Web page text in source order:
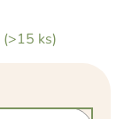
(>15 ks)